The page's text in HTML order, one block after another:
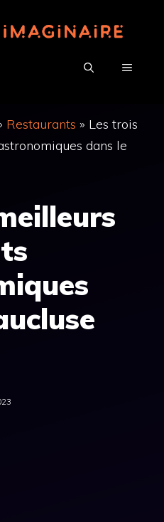
MENU
Restaurants » Les trois
dans le